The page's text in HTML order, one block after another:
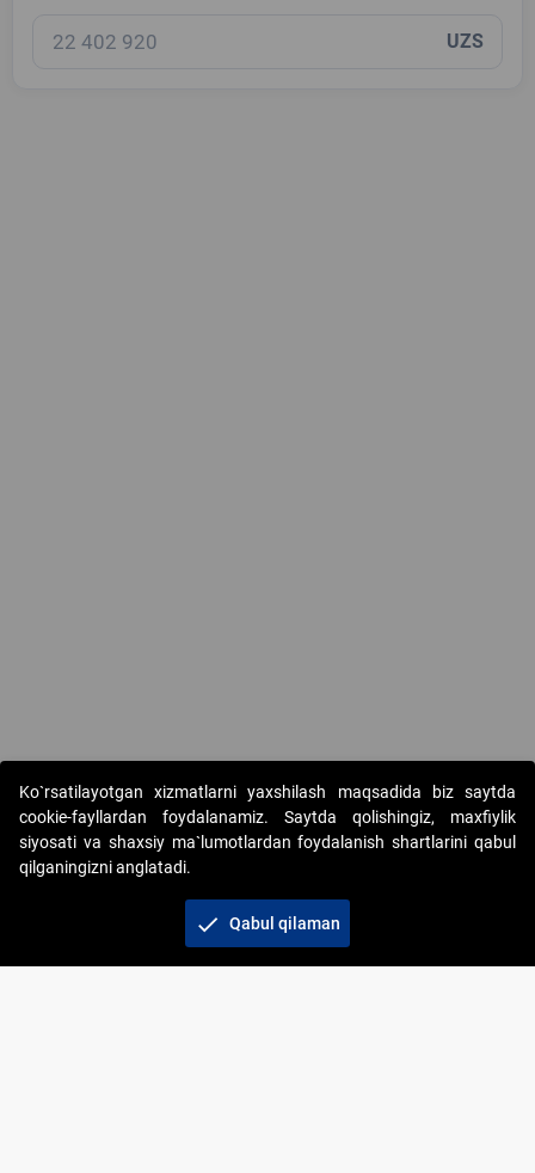
UZS
Copyright © 2017-2026. "Elektron onlayn-auksionlarni
tashkil etish" AJ. Barcha huquqlar himoyalangan
Ko`rsatilayotgan xizmatlarni yaxshilash maqsadida biz saytda
cookie-fayllardan foydalanamiz. Saytda qolishingiz, maxfiylik
siyosati va shaxsiy ma`lumotlardan foydalanish shartlarini qabul
qilganingizni anglatadi.
check Qabul qilaman